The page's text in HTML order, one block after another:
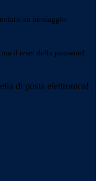
un messaggio
il reset della password
di posta elettronica!